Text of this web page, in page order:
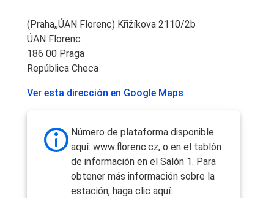
(Praha,,ÚAN Florenc) Křižíkova 2110/2b
ÚAN Florenc
186 00 Praga
República Checa
Ver esta dirección en Google Maps
Número de plataforma disponible
aquí: www.florenc.cz, o en el tablón
de información en el Salón 1. Para
obtener más información sobre la
estación, haga clic aquí: